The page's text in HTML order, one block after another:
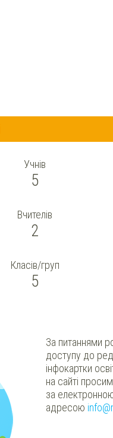
Учнів
5
Вчителів
2
Класів/груп
5
За питаннями
доступу до
інфокартки
на сайті
за
адресою